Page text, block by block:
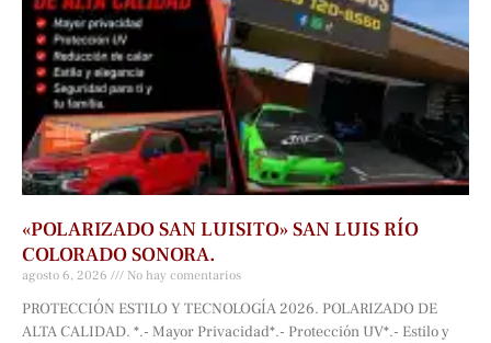
«POLARIZADO SAN LUISITO» SAN LUIS RÍO
COLORADO SONORA.
agosto 6, 2026 No hay comentarios
PROTECCIÓN ESTILO Y TECNOLOGÍA 2026. POLARIZADO DE
ALTA CALIDAD. *.- Mayor Privacidad*.- Protección UV*.- Estilo y